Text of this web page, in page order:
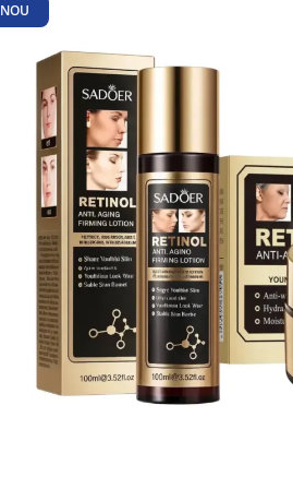
NOU